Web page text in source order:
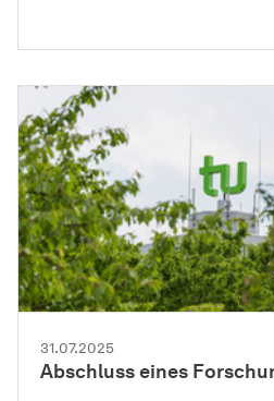
31.07.2025
Abschluss eines